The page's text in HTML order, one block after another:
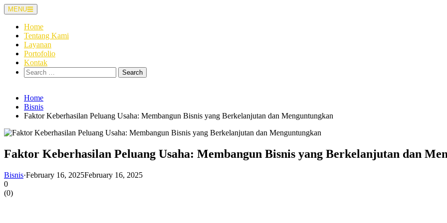
Skip
to
content
MENU
Home
Tentang Kami
Layanan
Portofolio
Kontak
Search
for:
Home
Bisnis
Faktor Keberhasilan Peluang Usaha: Membangun Bisnis yang Berkelanjutan dan Menguntungkan
Faktor Keberhasilan Peluang Usaha: Membangun Bisnis yang Berkelanjutan dan
Bisnis·February 16, 2025February 16, 2025
0
(0)